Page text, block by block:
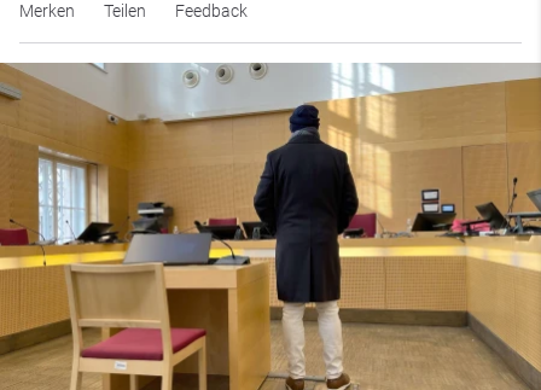
Merken Teilen Feedback